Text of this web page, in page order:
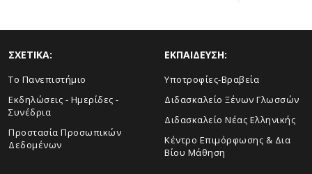
ΣΧΕΤΙΚΑ:
Το Πανεπιστήμιο
Εκδηλώσεις - Ημερίδες -
Συνέδρια
Προστασία Προσωπικών
Δεδομένων
ΕΚΠΑΙΔΕΥΣΗ:
Υποτροφίες-Βραβεία
Διδασκαλείο Ξένων Γλωσσών
Διδασκαλείο Νέας Ελληνικής
Κέντρο Επιμόρφωσης & Δια
Βίου Μάθηση